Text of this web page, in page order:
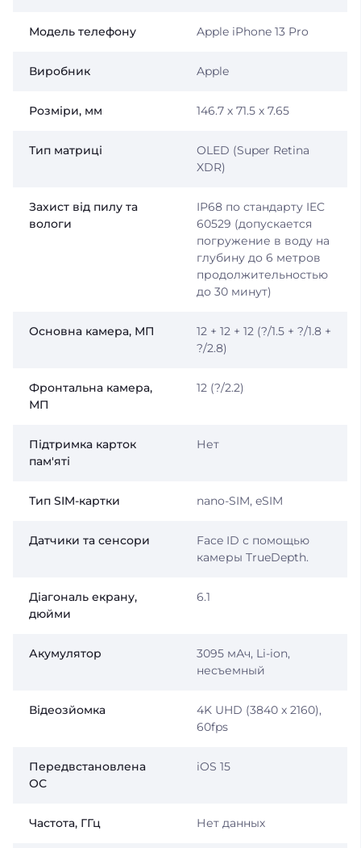
Модель телефону Apple iPhone 13 Pro
Виробник Apple
Розміри, мм 146.7 х 71.5 х 7.65
Тип матриці
OLED (Super Retina
XDR)
Захист від пилу та
вологи
IP68 по стандарту IEC
60529 (допускается
погружение в воду на
глубину до 6 метров
продолжительностью
до 30 минут)
Основна камера, МП
12 + 12 + 12 (?/1.5 + ?/1.8 +
?/2.8)
Фронтальна камера,
МП
12 (?/2.2)
Підтримка карток
пам'яті
Нет
Тип SIM-картки nano-SIM, eSIM
Датчики та сенсори
Face ID с помощью
камеры TrueDepth.
Діагональ екрану,
дюйми
6.1
Акумулятор
3095 мАч, Li-ion,
несъемный
Відеозйомка
4K UHD (3840 x 2160),
60fps
Передвстановлена
ОС
iOS 15
Частота, ГГц Нет данных